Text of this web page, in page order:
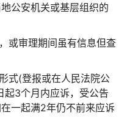
公安机关或基层组织的
或审理期间虽有信息但查
式(登报或在人民法院公
起3个月内应诉，受公告
一起满2年仍不前来应诉